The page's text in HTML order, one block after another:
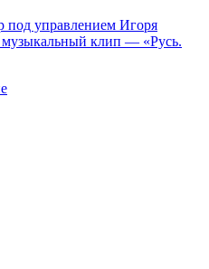
под управлением Игоря
музыкальный клип — «Русь.